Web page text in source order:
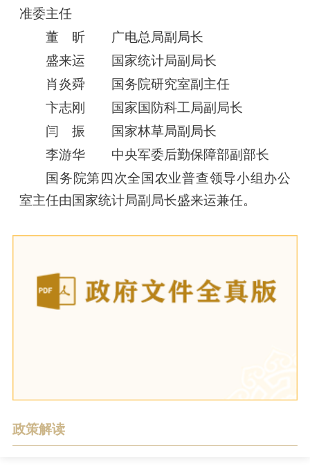
准委主任
董 昕 广电总局副局长
盛来运 国家统计局副局长
肖炎舜 国务院研究室副主任
卞志刚 国家国防科工局副局长
闫 振 国家林草局副局长
李游华 中央军委后勤保障部副部长
国务院第四次全国农业普查领导小组办公
室主任由国家统计局副局长盛来运兼任。
政策解读